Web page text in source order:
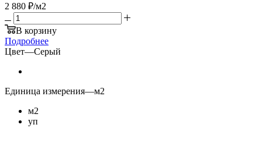
2 880 ₽/м2
В корзину
Подробнее
Цвет—Серый
Единица измерения—м2
м2
уп